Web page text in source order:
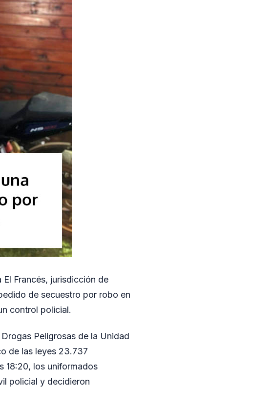
Francés, jurisdicción de
de secuestro por robo en
control policial.
Peligrosas de la Unidad
de las leyes 23.737
18:20, los uniformados
policial y decidieron